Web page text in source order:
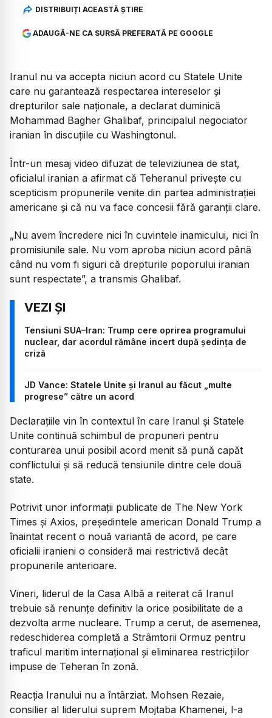
DISTRIBUIȚI ACEASTĂ ȘTIRE
ADAUGĂ-NE CA SURSĂ PREFERATĂ PE GOOGLE
Iranul nu va accepta niciun acord cu Statele Unite
care nu garantează respectarea intereselor și
drepturilor sale naționale, a declarat duminică
Mohammad Bagher Ghalibaf, principalul negociator
iranian în discuțiile cu Washingtonul.
Într-un mesaj video difuzat de televiziunea de stat,
oficialul iranian a afirmat că Teheranul privește cu
scepticism propunerile venite din partea administrației
americane și că nu va face concesii fără garanții clare.
„Nu avem încredere nici în cuvintele inamicului, nici în
promisiunile sale. Nu vom aproba niciun acord până
când nu vom fi siguri că drepturile poporului iranian
sunt respectate”, a transmis Ghalibaf.
Tensiuni SUA–Iran: Trump cere oprirea programului
nuclear, dar acordul rămâne incert după ședința de
criză
JD Vance: Statele Unite și Iranul au făcut „multe
progrese” către un acord
Declarațiile vin în contextul în care Iranul și Statele
Unite continuă schimbul de propuneri pentru
conturarea unui posibil acord menit să pună capăt
conflictului și să reducă tensiunile dintre cele două
state.
Potrivit unor informații publicate de The New York
Times și Axios, președintele american Donald Trump a
înaintat recent o nouă variantă de acord, pe care
oficialii iranieni o consideră mai restrictivă decât
propunerile anterioare.
Vineri, liderul de la Casa Albă a reiterat că Iranul
trebuie să renunțe definitiv la orice posibilitate de a
dezvolta arme nucleare. Trump a cerut, de asemenea,
redeschiderea completă a Strâmtorii Ormuz pentru
traficul maritim internațional și eliminarea restricțiilor
impuse de Teheran în zonă.
Reacția Iranului nu a întârziat. Mohsen Rezaie,
consilier al liderului suprem Mojtaba Khamenei, l-a